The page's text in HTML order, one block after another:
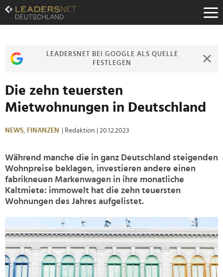
Zum
Inhalt
Zur
Zur
LEADERSNET BEI GOOGLE ALS QUELLE
FESTLEGEN
Die zehn teuersten
Mietwohnungen in Deutschland
NEWS, FINANZEN | Redaktion | 20.12.2023
Während manche die in ganz Deutschland steigenden
Wohnpreise beklagen, investieren andere einen
fabrikneuen Markenwagen in ihre monatliche
Kaltmiete: immowelt hat die zehn teuersten
Wohnungen des Jahres aufgelistet.